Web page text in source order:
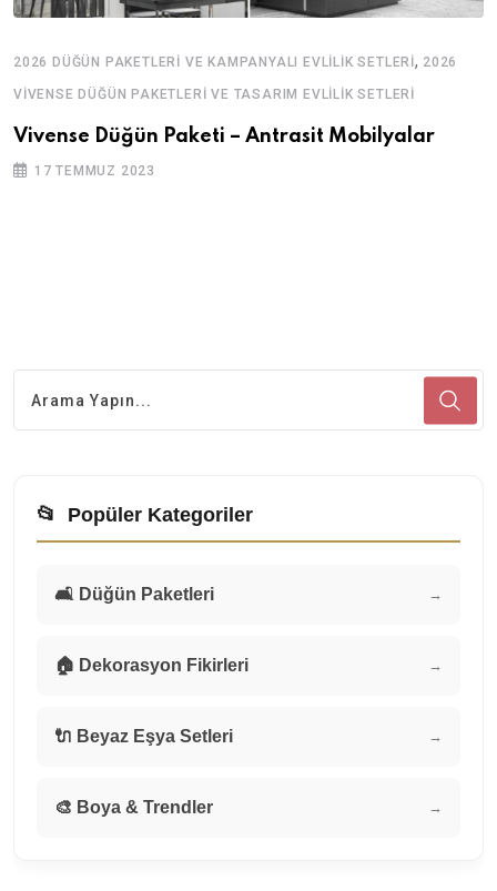
2026 DÜĞÜN PAKETLERI VE KAMPANYALI EVLILIK SETLERI, 2026
VIVENSE DÜĞÜN PAKETLERI VE TASARIM EVLILIK SETLERI
Vivense Düğün Paketi – Antrasit Mobilyalar
17 TEMMUZ 2023
📂 Popüler Kategoriler
🛋️ Düğün Paketleri →
🏠 Dekorasyon Fikirleri →
🔌 Beyaz Eşya Setleri →
🎨 Boya & Trendler →